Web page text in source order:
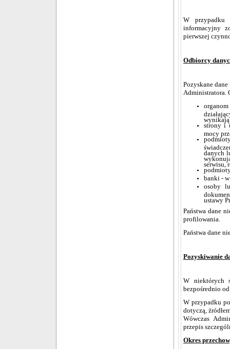
W przypadku
informacyjny
pierwszej
Odbiorcy
Pozyskane
Administratora.
wynikają
strony i
mocy
danych
serwisu,
banki -
osoby
ustawy
Państwa dane
profilowania.
Państwa dane
Pozyskiwanie
W niektórych
bezpośrednio
W przypadku
dotyczą,
Wówczas
przepis
Okres